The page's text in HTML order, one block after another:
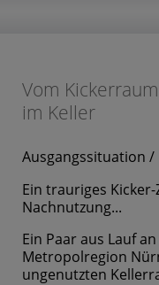
Vom
im Keller
Ausgangssituation
Ein trauriges
Nachnutzung...
Ein Paar aus Lauf
Metropolregion
ungenutzten